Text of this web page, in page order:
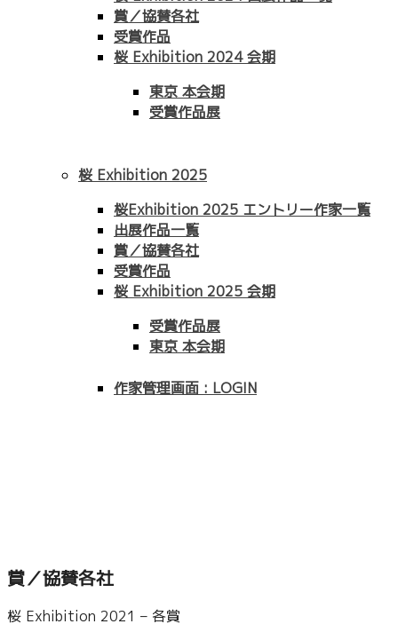
賞／協賛各社
受賞作品
桜 Exhibition 2024 会期
東京 本会期
受賞作品展
桜 Exhibition 2025
桜Exhibition 2025 エントリー作家一覧
出展作品一覧
賞／協賛各社
受賞作品
桜 Exhibition 2025 会期
受賞作品展
東京 本会期
作家管理画面 : LOGIN
賞／協賛各社
桜 Exhibition 2021 – 各賞